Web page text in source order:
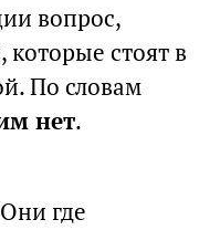
вопрос,
стоят в
По словам
нет.
где